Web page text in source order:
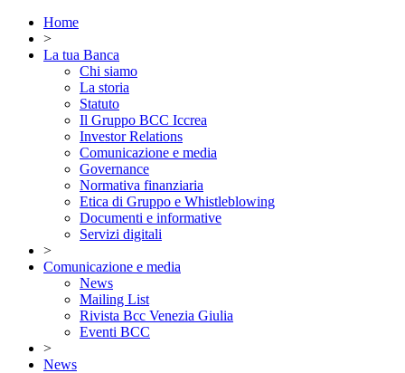
Home
>
La tua Banca
Chi siamo
La storia
Statuto
Il Gruppo BCC Iccrea
Investor Relations
Comunicazione e media
Governance
Normativa finanziaria
Etica di Gruppo e Whistleblowing
Documenti e informative
Servizi digitali
>
Comunicazione e media
News
Mailing List
Rivista Bcc Venezia Giulia
Eventi BCC
>
News